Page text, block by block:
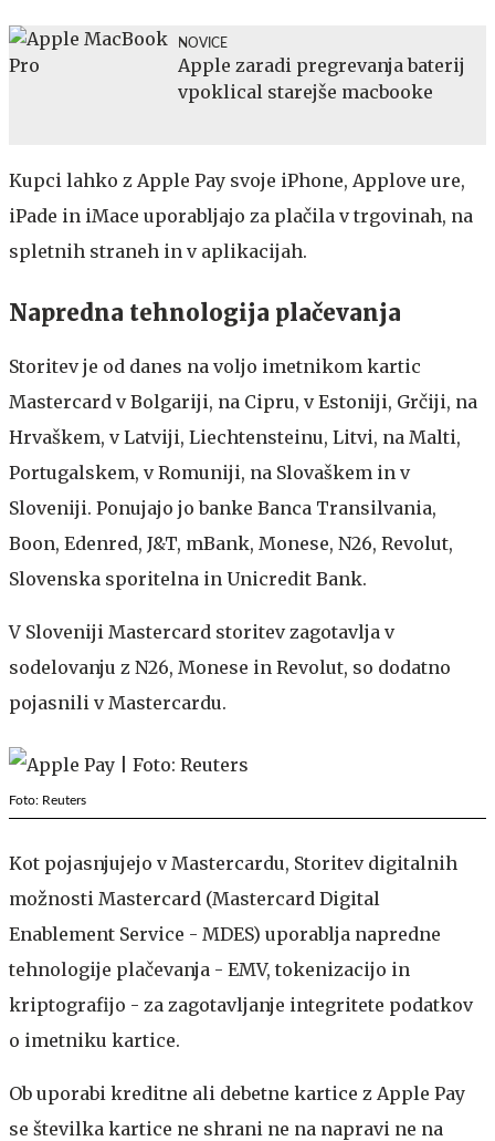
NOVICE
Apple zaradi pregrevanja baterij
vpoklical starejše macbooke
Kupci lahko z Apple Pay svoje iPhone, Applove ure,
iPade in iMace uporabljajo za plačila v trgovinah, na
spletnih straneh in v aplikacijah.
Napredna tehnologija plačevanja
Storitev je od danes na voljo imetnikom kartic
Mastercard v Bolgariji, na Cipru, v Estoniji, Grčiji, na
Hrvaškem, v Latviji, Liechtensteinu, Litvi, na Malti,
Portugalskem, v Romuniji, na Slovaškem in v
Sloveniji. Ponujajo jo banke Banca Transilvania,
Boon, Edenred, J&T, mBank, Monese, N26, Revolut,
Slovenska sporitelna in Unicredit Bank.
V Sloveniji Mastercard storitev zagotavlja v
sodelovanju z N26, Monese in Revolut, so dodatno
pojasnili v Mastercardu.
Foto: Reuters
Kot pojasnjujejo v Mastercardu, Storitev digitalnih
možnosti Mastercard (Mastercard Digital
Enablement Service - MDES) uporablja napredne
tehnologije plačevanja - EMV, tokenizacijo in
kriptografijo - za zagotavljanje integritete podatkov
o imetniku kartice.
Ob uporabi kreditne ali debetne kartice z Apple Pay
se številka kartice ne shrani ne na napravi ne na